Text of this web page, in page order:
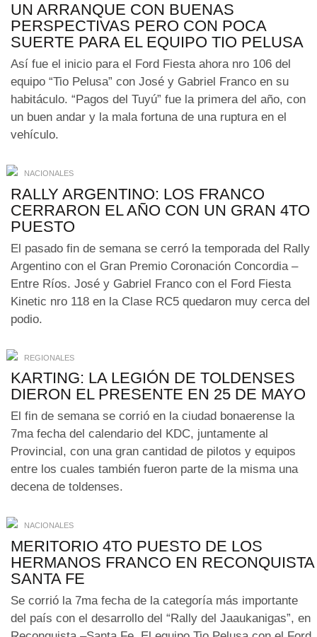
UN ARRANQUE CON BUENAS
PERSPECTIVAS PERO CON POCA
SUERTE PARA EL EQUIPO TIO PELUSA
Así fue el inicio para el Ford Fiesta ahora nro 106 del
equipo “Tio Pelusa” con José y Gabriel Franco en su
habitáculo. “Pagos del Tuyú” fue la primera del año, con
un buen andar y la mala fortuna de una ruptura en el
vehículo.
NACIONALES
RALLY ARGENTINO: LOS FRANCO
CERRARON EL AÑO CON UN GRAN 4TO
PUESTO
El pasado fin de semana se cerró la temporada del Rally
Argentino con el Gran Premio Coronación Concordia –
Entre Ríos. José y Gabriel Franco con el Ford Fiesta
Kinetic nro 118 en la Clase RC5 quedaron muy cerca del
podio.
REGIONALES
KARTING: LA LEGIÓN DE TOLDENSES
DIERON EL PRESENTE EN 25 DE MAYO
El fin de semana se corrió en la ciudad bonaerense la
7ma fecha del calendario del KDC, juntamente al
Provincial, con una gran cantidad de pilotos y equipos
entre los cuales también fueron parte de la misma una
decena de toldenses.
NACIONALES
MERITORIO 4TO PUESTO DE LOS
HERMANOS FRANCO EN RECONQUISTA
SANTA FE
Se corrió la 7ma fecha de la categoría más importante
del país con el desarrollo del “Rally del Jaaukanigas”, en